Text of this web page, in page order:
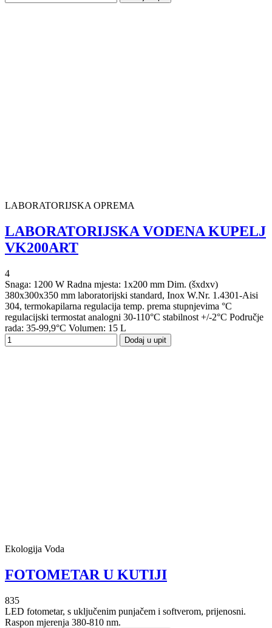
LABORATORIJSKA OPREMA
LABORATORIJSKA VODENA KUPELJ
VK200ART
4
Snaga: 1200 W Radna mjesta: 1x200 mm Dim. (šxdxv)
380x300x350 mm laboratorijski standard, Inox W.Nr. 1.4301-Aisi
304, termokapilarna regulacija temp. prema stupnjevima °C
regulacijski termostat analogni 30-110°C stabilnost +/-2°C Područje
rada: 35-99,9°C Volumen: 15 L
Dodaj u upit
Ekologija Voda
FOTOMETAR U KUTIJI
835
LED fotometar, s uključenim punjačem i softverom, prijenosni.
Raspon mjerenja 380-810 nm.